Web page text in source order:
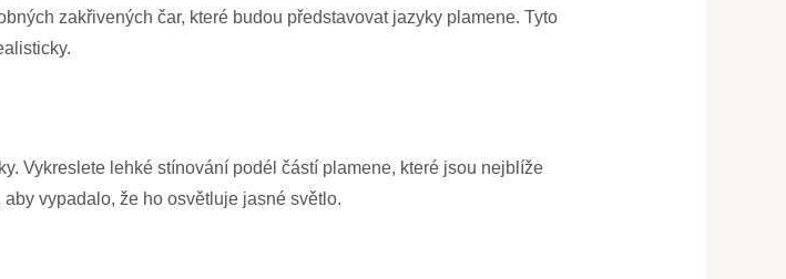
zakřivených čar, které budou představovat jazyky plamene. Tyto
Vykreslete lehké stínování podél částí plamene, které jsou nejblíže
vypadalo, že ho osvětluje jasné světlo.